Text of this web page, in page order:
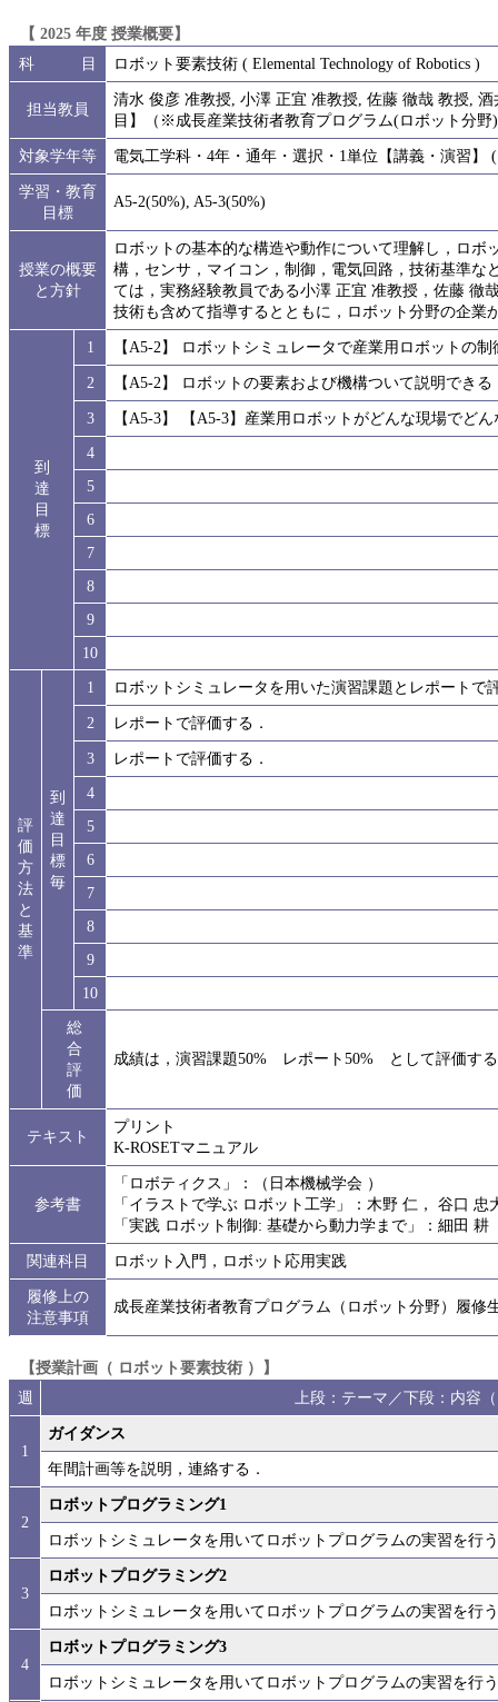
【 2025 年度 授業概要】
科 目
ロボット要素技術 ( Elemental Technology of Robotics )
担当教員
清水 俊彦 准教授, 小澤 正宜 准教授, 佐藤 徹哉 教授,
目】（※成長産業技術者教育プログラム(ロボット分野
対象学年等
電気工学科・4年・通年・選択・1単位【講義・演習】
学習・教育
目標
A5-2(50%), A5-3(50%)
授業の概要
と方針
ロボットの基本的な構造や動作について理解し，ロ
構，センサ，マイコン，制御，電気回路，技術基準
ては，実務経験教員である小澤 正宜 准教授，佐藤 徹
技術も含めて指導するとともに，ロボット分野の企業
到
達
目
標
1
【A5-2】 ロボットシミュレータで産業用ロボットの
2
【A5-2】 ロボットの要素および機構ついて説明できる
3
【A5-3】 【A5-3】産業用ロボットがどんな現場でど
4
5
6
7
8
9
10
評
価
方
法
と
基
準
到
達
目
標
毎
1
ロボットシミュレータを用いた演習課題とレポートで
2
レポートで評価する．
3
レポートで評価する．
4
5
6
7
8
9
10
総
合
評
価
成績は，演習課題50% レポート50% として評価する
テキスト
プリント
K-ROSETマニュアル
参考書
「ロボティクス」：（日本機械学会 ）
「イラストで学ぶ ロボット工学」：木野 仁， 谷口 忠
「実践 ロボット制御: 基礎から動力学まで」：細田 耕
関連科目
ロボット入門，ロボット応用実践
履修上の
注意事項
成長産業技術者教育プログラム（ロボット分野）履修
【授業計画（ ロボット要素技術 ）】
週
上段：テーマ／下段：内容
1
ガイダンス
年間計画等を説明，連絡する．
2
ロボットプログラミング1
ロボットシミュレータを用いてロボットプログラムの実習を行
3
ロボットプログラミング2
ロボットシミュレータを用いてロボットプログラムの実習を行
4
ロボットプログラミング3
ロボットシミュレータを用いてロボットプログラムの実習を行